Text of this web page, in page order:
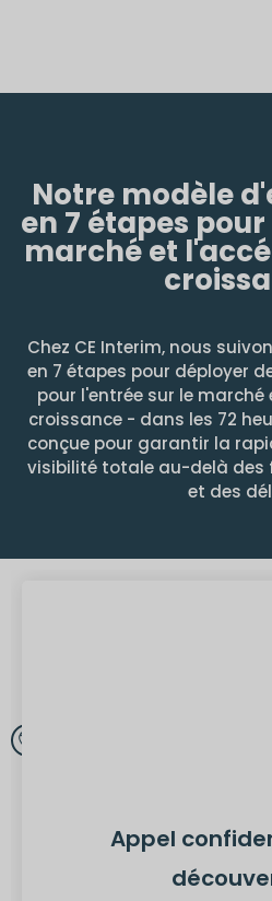
Notre modèle
en 7 étapes
marché et
Chez CE Interim, nous
en 7 étapes pour déployer
pour l'entrée sur le
croissance - dans les 72
conçue pour garantir la
visibilité totale au-delà des
et des
Appel